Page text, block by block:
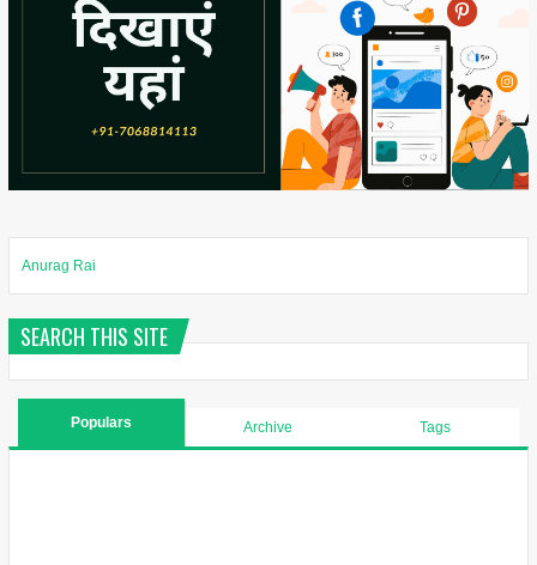
Anurag Rai
SEARCH THIS SITE
Populars Archive Tags